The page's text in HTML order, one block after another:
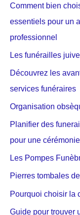
Comment bien
essentiels pour un
professionnel
Les funérailles
Découvrez les
services funéraires
Organisation
Planifier des
pour une
Les Pompes
Pierres tombales
Pourquoi choisir la
Guide pour trouver